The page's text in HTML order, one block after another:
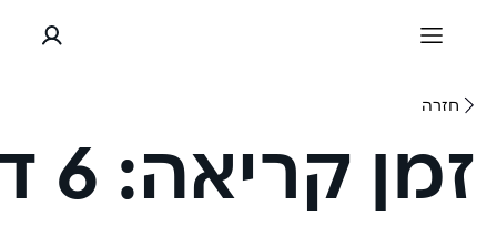
חזרה
זמן קריאה: 6 דקות